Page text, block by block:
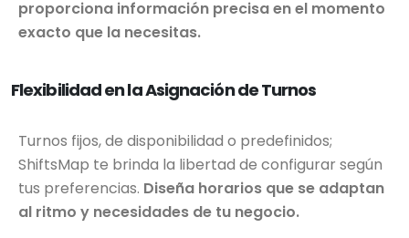
proporciona información precisa en el momento
exacto que la necesitas.
Flexibilidad en la Asignación de Turnos
Turnos fijos, de disponibilidad o predefinidos;
ShiftsMap te brinda la libertad de configurar según
tus preferencias. Diseña horarios que se adaptan
al ritmo y necesidades de tu negocio.